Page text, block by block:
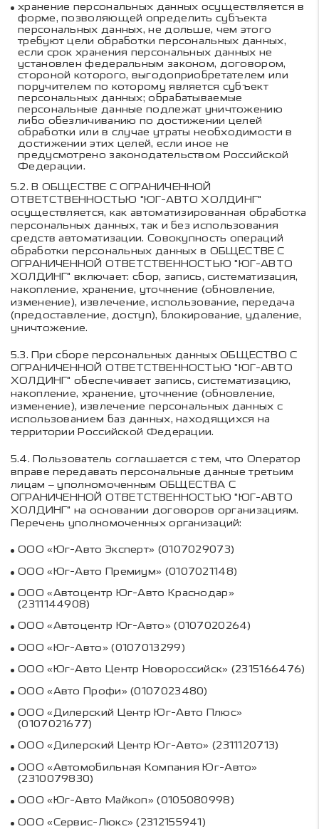
хранение персональных данных осуществляется в
форме, позволяющей определить субъекта
персональных данных, не дольше, чем этого
требуют цели обработки персональных данных,
если срок хранения персональных данных не
установлен федеральным законом, договором,
стороной которого, выгодоприобретателем или
поручителем по которому является субъект
персональных данных; обрабатываемые
персональные данные подлежат уничтожению
либо обезличиванию по достижении целей
обработки или в случае утраты необходимости в
достижении этих целей, если иное не
предусмотрено законодательством Российской
Федерации.
5.2. В ОБЩЕСТВЕ С ОГРАНИЧЕННОЙ
ОТВЕТСТВЕННОСТЬЮ "ЮГ-АВТО ХОЛДИНГ"
осуществляется, как автоматизированная обработка
персональных данных, так и без использования
средств автоматизации. Совокупность операций
обработки персональных данных в ОБЩЕСТВЕ С
ОГРАНИЧЕННОЙ ОТВЕТСТВЕННОСТЬЮ "ЮГ-АВТО
ХОЛДИНГ" включает: сбор, запись, систематизация,
накопление, хранение, уточнение (обновление,
изменение), извлечение, использование, передача
(предоставление, доступ), блокирование, удаление,
уничтожение.
5.3. При сборе персональных данныхОБЩЕСТВО С
ОГРАНИЧЕННОЙ ОТВЕТСТВЕННОСТЬЮ "ЮГ-АВТО
ХОЛДИНГ" обеспечивает запись, систематизацию,
накопление, хранение, уточнение (обновление,
изменение), извлечение персональных данных с
использованием баз данных, находящихся на
территории Российской Федерации.
5.4. Пользователь соглашается с тем, что Оператор
вправе передавать персональные данные третьим
лицам – уполномоченным ОБЩЕСТВА С
ОГРАНИЧЕННОЙ ОТВЕТСТВЕННОСТЬЮ "ЮГ-АВТО
ХОЛДИНГ" на основании договоров организациям.
Перечень уполномоченных организаций:
ООО «Юг-Авто Эксперт» (0107029073)
ООО «Юг-Авто Премиум» (0107021148)
ООО «Автоцентр Юг-Авто Краснодар»
(2311144908)
ООО «Автоцентр Юг-Авто» (0107020264)
ООО «Юг-Авто» (0107013299)
ООО «Юг-Авто Центр Новороссийск» (2315166476)
ООО «Авто Профи» (0107023480)
ООО «Дилерский Центр Юг-Авто Плюс»
(0107021677)
ООО «Дилерский Центр Юг-Авто» (2311120713)
ООО «Автомобильная Компания Юг-Авто»
(2310079830)
ООО «Юг-Авто Майкоп» (0105080998)
ООО «Сервис-Люкс» (2312155941)